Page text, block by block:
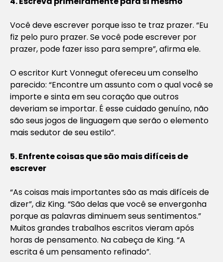
Você deve escrever porque isso te traz prazer. “Eu
fiz pelo puro prazer. Se você pode escrever por
prazer, pode fazer isso para sempre”, afirma ele.
O escritor Kurt Vonnegut ofereceu um conselho
parecido: “Encontre um assunto com o qual você se
importe e sinta em seu coração que outros
deveriam se importar. É esse cuidado genuíno, não
são seus jogos de linguagem que serão o elemento
mais sedutor de seu estilo”.
5. Enfrente coisas que são mais difíceis de
escrever
“As coisas mais importantes são as mais difíceis de
dizer”, diz King. “São delas que você se envergonha
porque as palavras diminuem seus sentimentos.”
Muitos grandes trabalhos escritos vieram após
horas de pensamento. Na cabeça de King. “A
escrita é um pensamento refinado”.